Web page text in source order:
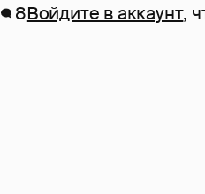
8Войдите в аккаунт,